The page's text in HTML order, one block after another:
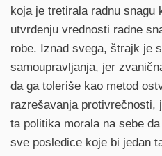
koja je tretirala radnu snagu
utvrđenju vrednosti radne
robe. Iznad svega, štrajk je
samoupravljanja, jer
da ga toleriše kao metod
razrešavanja protivrečnosti,
ta politika morala na sebe
sve posledice koje bi jedan